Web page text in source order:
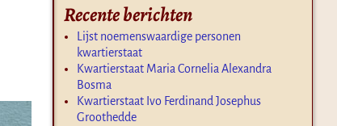
Recente berichten
Lijst noemenswaardige personen
kwartierstaat
Kwartierstaat Maria Cornelia Alexandra
Bosma
Kwartierstaat Ivo Ferdinand Josephus
Groothedde